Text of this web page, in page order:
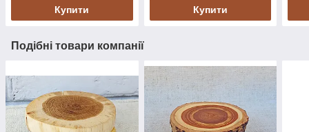
Купити Купити
Подібні товари компанії